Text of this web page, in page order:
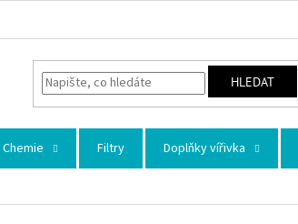
HLEDAT
Chemie Filtry Doplňky vířivka